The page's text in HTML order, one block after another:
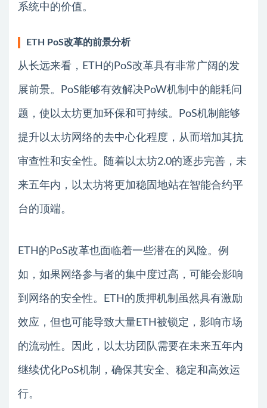
系统中的价值。
ETH PoS改革的前景分析
从长远来看，ETH的PoS改革具有非常广阔的发
展前景。PoS能够有效解决PoW机制中的能耗问
题，使以太坊更加环保和可持续。PoS机制能够
提升以太坊网络的去中心化程度，从而增加其抗
审查性和安全性。随着以太坊2.0的逐步完善，未
来五年内，以太坊将更加稳固地站在智能合约平
台的顶端。
ETH的PoS改革也面临着一些潜在的风险。例
如，如果网络参与者的集中度过高，可能会影响
到网络的安全性。ETH的质押机制虽然具有激励
效应，但也可能导致大量ETH被锁定，影响市场
的流动性。因此，以太坊团队需要在未来五年内
继续优化PoS机制，确保其安全、稳定和高效运
行。